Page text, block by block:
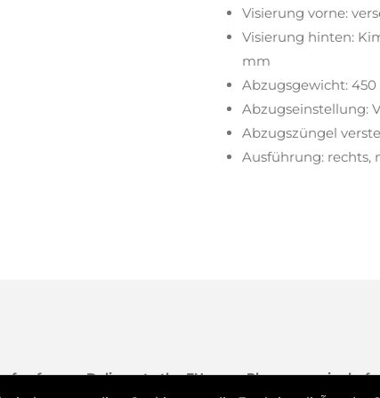
und maßgeschneiderte Werbung anzuzeigen.
Visierung vorne:
Visierung hinten:
mm
Abzugsgewicht: 450
Abzugseinstellung:
Abzugszüngel
Ausführung: rechts,
anfragen.Delivery to the EU zone: Please enquire